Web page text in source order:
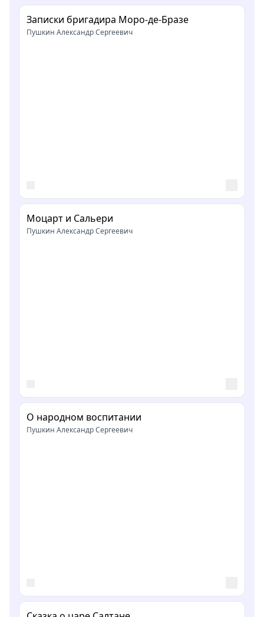
Записки бригадира Моро-де-Бразе
Пушкин Александр Сергеевич
Моцарт и Сальери
Пушкин Александр Сергеевич
О народном воспитании
Пушкин Александр Сергеевич